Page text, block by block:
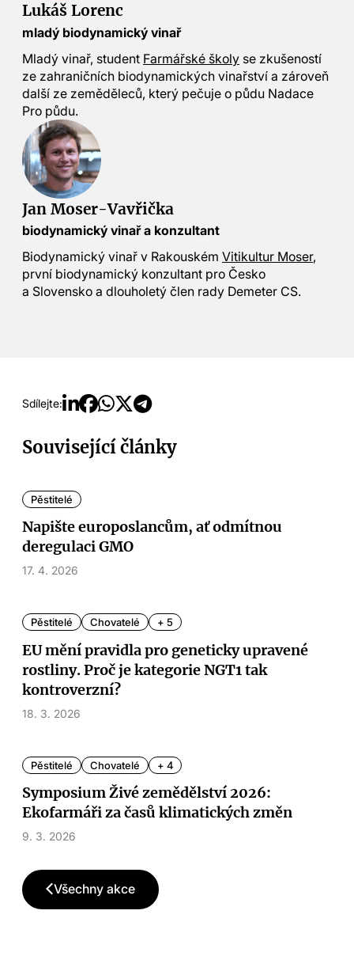
Lukáš Lorenc
mladý biodynamický vinař
Mladý vinař, student Farmářské školy se zkušeností
ze zahraničních biodynamických vinařství a zároveň
další ze zeměděleců, který pečuje o půdu Nadace
Pro půdu.
Jan Moser-Vavřička
biodynamický vinař a konzultant
Biodynamický vinař v Rakouském Vitikultur Moser,
první biodynamický konzultant pro Česko
a Slovensko a dlouholetý člen rady Demeter CS.
Sdílejte:
Související články
Pěstitelé
Napište europoslancům, ať odmítnou
deregulaci GMO
17. 4. 2026
Pěstitelé Chovatelé + 5
EU mění pravidla pro geneticky upravené
rostliny. Proč je kategorie NGT1 tak
kontroverzní?
18. 3. 2026
Pěstitelé Chovatelé + 4
Symposium Živé zemědělství 2026:
Ekofarmáři za časů klimatických změn
9. 3. 2026
Všechny akce